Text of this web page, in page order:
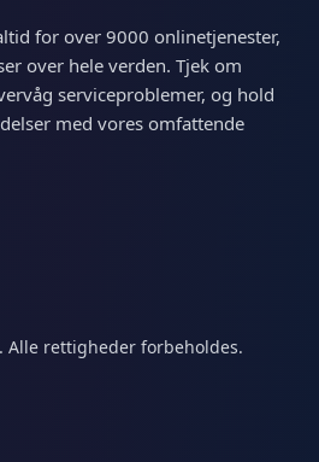
for over 9000 onlinetjenester,
over hele verden. Tjek om
serviceproblemer, og hold
med vores omfattende
Alle rettigheder forbeholdes.